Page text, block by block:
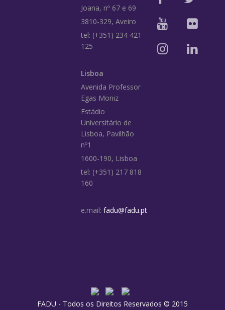
Joana, nº 67 e 69
3810-329, Aveiro
tel: (+351) 234 421
125
Lisboa
Avenida Professor
Egas Moniz
Estádio
Universitário de
Lisboa, Pavilhão
nº1
1600-190, Lisboa
tel: (+351) 217 818
160
e.mail: fadu@fadu.pt
FADU - Todos os Direitos Reservados © 2015